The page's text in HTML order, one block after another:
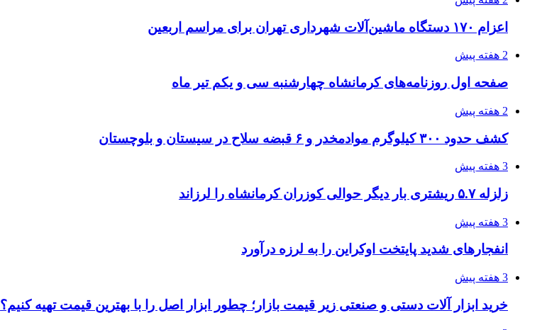
اعزام ۱۷۰ دستگاه ماشین‌آلات شهرداری تهران برای مراسم اربعین
2 هفته پیش
صفحه اول روزنامه‌های کرمانشاه چهارشنبه سی و یکم تیر ماه
2 هفته پیش
کشف حدود ۳۰۰ کیلوگرم موادمخدر و ۶ قبضه سلاح در سیستان و بلوچستان
3 هفته پیش
زلزله ۵.۷ ریشتری بار دیگر حوالی کوزران کرمانشاه را لرزاند
3 هفته پیش
انفجارهای شدید پایتخت اوکراین را به لرزه درآورد
3 هفته پیش
خرید ابزار آلات دستی و صنعتی زیر قیمت بازار؛ چطور ابزار اصل را با بهترین قیمت تهیه کنیم؟